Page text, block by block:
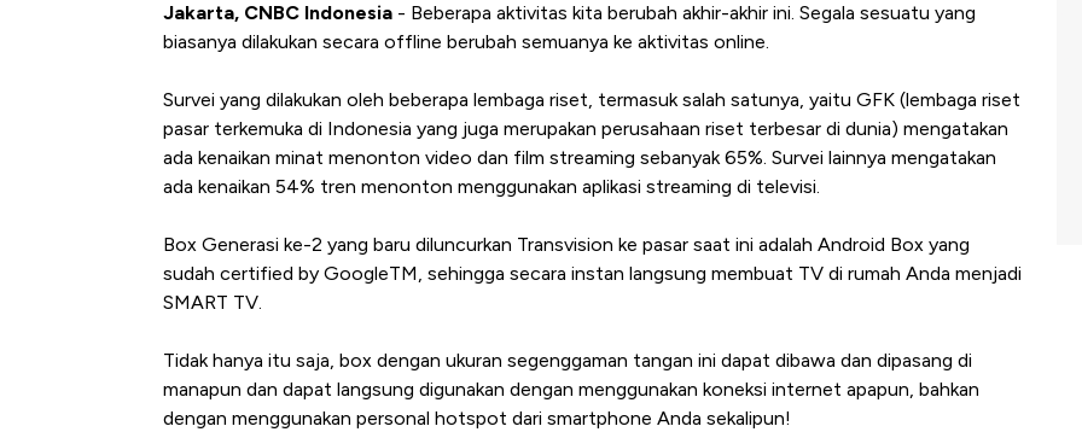
Jakarta, CNBC Indonesia - Beberapa aktivitas kita berubah akhir-akhir ini. Segala sesuatu yang
biasanya dilakukan secara offline berubah semuanya ke aktivitas online.
Survei yang dilakukan oleh beberapa lembaga riset, termasuk salah satunya, yaitu GFK (lembaga riset
pasar terkemuka di Indonesia yang juga merupakan perusahaan riset terbesar di dunia) mengatakan
ada kenaikan minat menonton video dan film streaming sebanyak 65%. Survei lainnya mengatakan
ada kenaikan 54% tren menonton menggunakan aplikasi streaming di televisi.
Box Generasi ke-2 yang baru diluncurkan Transvision ke pasar saat ini adalah Android Box yang
sudah certified by GoogleTM, sehingga secara instan langsung membuat TV di rumah Anda menjadi
SMART TV.
Tidak hanya itu saja, box dengan ukuran segenggaman tangan ini dapat dibawa dan dipasang di
manapun dan dapat langsung digunakan dengan menggunakan koneksi internet apapun, bahkan
dengan menggunakan personal hotspot dari smartphone Anda sekalipun!